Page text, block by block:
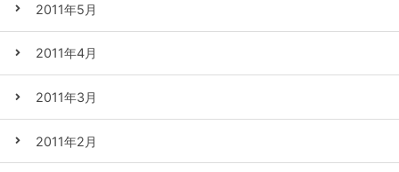
2011年5月
2011年4月
2011年3月
2011年2月